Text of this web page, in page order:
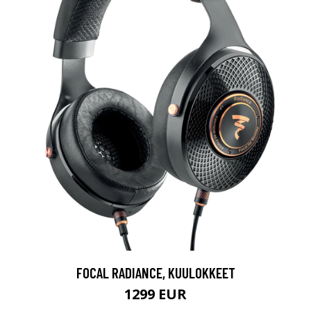
FOCAL RADIANCE, KUULOKKEET
1299 EUR